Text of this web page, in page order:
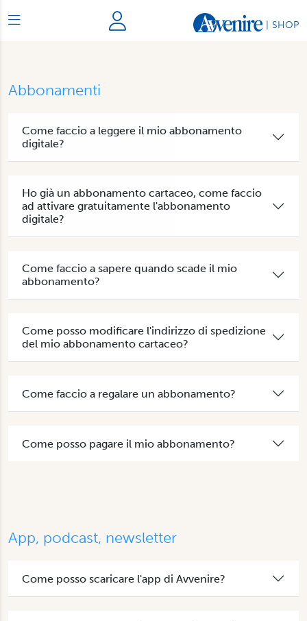
SHOP
Abbonamenti
Come faccio a leggere il mio abbonamento
digitale?
Ho già un abbonamento cartaceo, come faccio
ad attivare gratuitamente l'abbonamento
digitale?
Come faccio a sapere quando scade il mio
abbonamento?
Come posso modificare l'indirizzo di spedizione
del mio abbonamento cartaceo?
Come faccio a regalare un abbonamento?
Come posso pagare il mio abbonamento?
App, podcast, newsletter
Come posso scaricare l'app di Avvenire?